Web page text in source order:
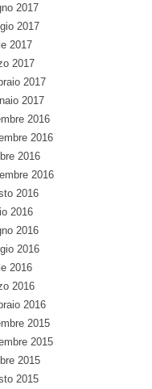
2017
2017
2017
2017
2017
2017
2016
2016
2016
2016
2016
2016
2016
2016
2016
2016
2016
2015
2015
2015
2015